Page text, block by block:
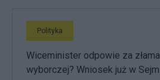
Polityka
Wiceminister odpowie za
wyborczej? Wniosek już w